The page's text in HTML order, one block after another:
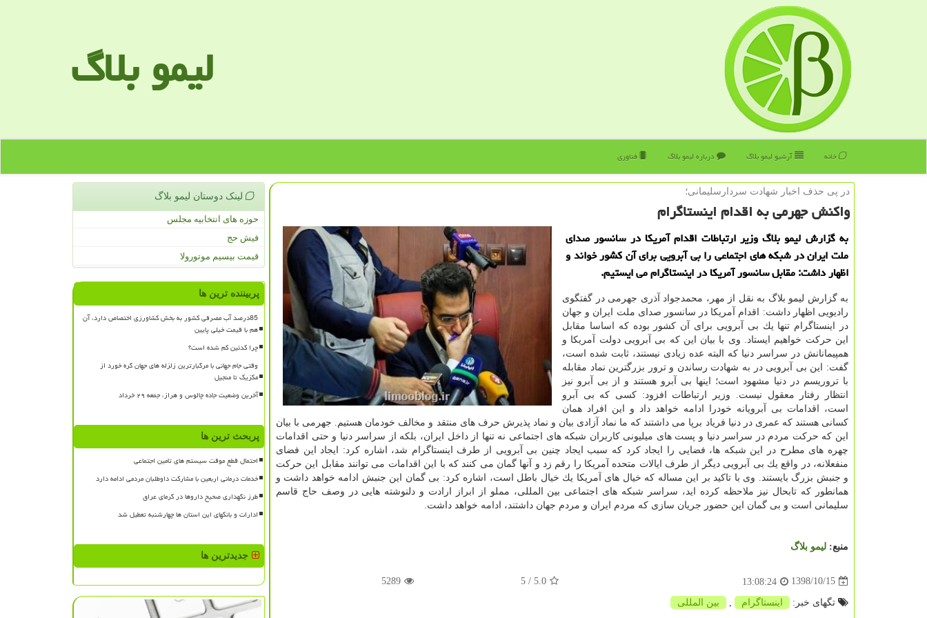
لیمو بلاگ
خانه آرشیو لیمو بلاگ درباره لیمو بلاگ فناوری
در پی حذف اخبار شهادت سردارسلیمانی؛
واكنش جهرمی به اقدام اینستاگرام
به گزارش لیمو بلاگ وزیر ارتباطات اقدام آمریكا در سانسور صدای
ملت ایران در شبكه های اجتماعی را بی آبرویی برای آن كشور خواند و
اظهار داشت: مقابل سانسور آمریكا در اینستاگرام می ایستیم.
به گزارش لیمو بلاگ به نقل از مهر، محمدجواد آذری جهرمی در گفتگوی
رادیویی اظهار داشت: اقدام آمریكا در سانسور صدای ملت ایران و جهان
در اینستاگرام تنها یك بی آبرویی برای آن كشور بوده كه اساسا مقابل
این حركت خواهیم ایستاد. وی با بیان این كه بی آبرویی دولت آمریكا و
همپیمانانش در سراسر دنیا كه البته عده زیادی نیستند، ثابت شده است،
گفت: این بی آبرویی در به شهادت رساندن و ترور بزرگترین نماد مقابله
با تروریسم در دنیا مشهود است؛ اینها بی آبرو هستند و از بی آبرو نیز
انتظار رفتار معقول نیست. وزیر ارتباطات افزود: كسی كه بی آبرو
است، اقدامات بی آبرویانه خودرا ادامه خواهد داد و این افراد همان
كسانی هستند كه عمری در دنیا فریاد برپا می داشتند كه ما نماد آزادی بیان و نماد پذیرش حرف های منتقد و مخالف خودمان هستیم. جهرمی با بیان
این كه حركت مردم در سراسر دنیا و پست های میلیونی كاربران شبكه های اجتماعی نه تنها از داخل ایران، بلكه از سراسر دنیا و حتی اقدامات
چهره های مطرح در این شبكه ها، فضایی را ایجاد كرد كه سبب ایجاد چنین بی آبرویی از طرف اینستاگرام شد، اشاره كرد: ایجاد این فضای
منفعلانه، در واقع یك بی آبرویی دیگر از طرف ایالات متحده آمریكا را رقم زد و آنها گمان می كنند كه با این اقدامات می توانند مقابل این حركت
و جنبش بزرگ بایستند. وی با تاكید بر این مساله كه خیال های آمریكا یك خیال باطل است، اشاره كرد: بی گمان این جنبش ادامه خواهد داشت و
همانطور كه تابحال نیز ملاحظه كرده اید، سراسر شبكه های اجتماعی بین المللی، مملو از ابراز ارادت و دلنوشته هایی در وصف حاج قاسم
سلیمانی است و بی گمان این حضور جریان سازی كه مردم ایران و مردم جهان داشتند، ادامه خواهد داشت.
منبع: لیمو بلاگ
1398/10/15
13:08:24
5.0
/ 5
5289
تگهای خبر: اینستاگرام بین المللی
لینک دوستان لیمو بلاگ
حوزه های انتخابیه مجلس
فیش حج
قیمت بیسیم موتورولا
پربیننده ترین ها
85درصد آب مصرفی کشور به بخش کشاورزی اختصاص دارد، آن
هم با قیمت خیلی پایین
چرا کدئین کم شده است؟
وقتی جام جهانی با مرگبارترین زلزله های جهان گره خورد از
مکزیک تا منجیل
آخرین وضعیت جاده چالوس و هراز، جمعه ۲۹ خرداد
پربحث ترین ها
احتمال قطع موقت سیستم های تامین اجتماعی
خدمات درمانی اربعین با مشارکت داوطلبان مردمی ادامه دارد
طرز نگهداری صحیح داروها در گرمای عراق
ادارات و بانکهای این استان ها چهارشنبه تعطیل شد
جدیدترین ها